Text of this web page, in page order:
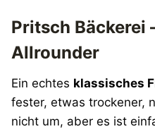
Pritsch Bäckerei
Allrounder
Ein echtes klassisches
fester, etwas trockener,
nicht um, aber es ist